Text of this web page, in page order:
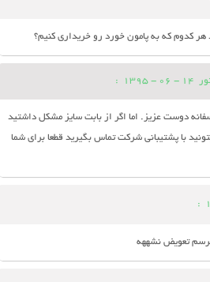
کدوم که به پامون خورد رو خریداری کنیم؟
14 - 06 - 1395
:
دوست عزیز. اما اگر از بابت سایز مشکل داشتید
با پشتیبانی شرکت تماس بگیرید قطعا برای شما
:
تعویض نشههه